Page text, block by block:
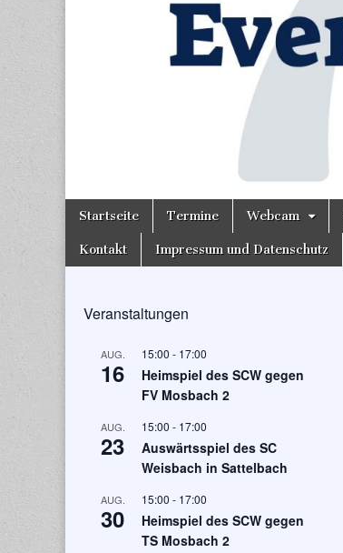
Main
Skip
content
Startseite Termine Webcam
Kontakt Impressum und Datenschutz
Veranstaltungen
AUG.
16
15:00 - 17:00
Heimspiel des SCW gegen
FV Mosbach 2
AUG.
23
15:00 - 17:00
Auswärtsspiel des SC
Weisbach in Sattelbach
AUG.
30
15:00 - 17:00
Heimspiel des SCW gegen
TS Mosbach 2